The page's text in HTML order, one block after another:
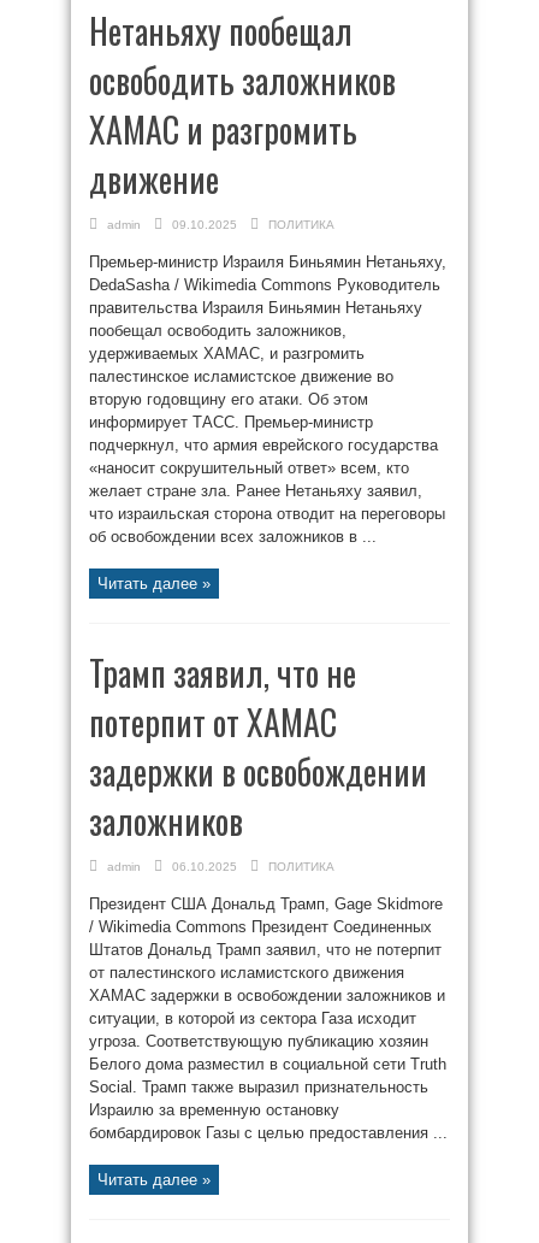
Нетаньяху пообещал
освободить заложников
ХАМАС и разгромить
движение
admin 09.10.2025 ПОЛИТИКА
Премьер-министр Израиля Биньямин Нетаньяху,
DedaSasha / Wikimedia Commons Руководитель
правительства Израиля Биньямин Нетаньяху
пообещал освободить заложников,
удерживаемых ХАМАС, и разгромить
палестинское исламистское движение во
вторую годовщину его атаки. Об этом
информирует ТАСС. Премьер-министр
подчеркнул, что армия еврейского государства
«наносит сокрушительный ответ» всем, кто
желает стране зла. Ранее Нетаньяху заявил,
что израильская сторона отводит на переговоры
об освобождении всех заложников в ...
Читать далее »
Трамп заявил, что не
потерпит от ХАМАС
задержки в освобождении
заложников
admin 06.10.2025 ПОЛИТИКА
Президент США Дональд Трамп, Gage Skidmore
/ Wikimedia Commons Президент Соединенных
Штатов Дональд Трамп заявил, что не потерпит
от палестинского исламистского движения
ХАМАС задержки в освобождении заложников и
ситуации, в которой из сектора Газа исходит
угроза. Соответствующую публикацию хозяин
Белого дома разместил в социальной сети Truth
Social. Трамп также выразил признательность
Израилю за временную остановку
бомбардировок Газы с целью предоставления ...
Читать далее »